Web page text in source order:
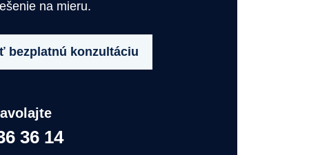
na mieru.
bezplatnú konzultáciu
36 14